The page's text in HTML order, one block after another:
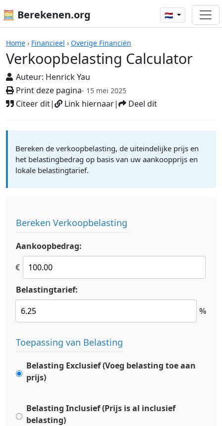
🧮 Berekenen.org 🇳🇱
Home › Financieel › Overige Financiën
Verkoopbelasting Calculator
Auteur: Henrick Yau
Print deze pagina- 15 mei 2025
Citeer dit| Link hiernaar| Deel dit
Rekenmachines
Bereken de verkoopbelasting, de uiteindelijke prijs en
het belastingbedrag op basis van uw aankoopprijs en
lokale belastingtarief.
Bereken Verkoopbelasting
Aankoopbedrag:
€
Belastingtarief:
%
Toepassing van Belasting
Belasting Exclusief (Voeg belasting toe aan
prijs)
Belasting Inclusief (Prijs is al inclusief
belasting)